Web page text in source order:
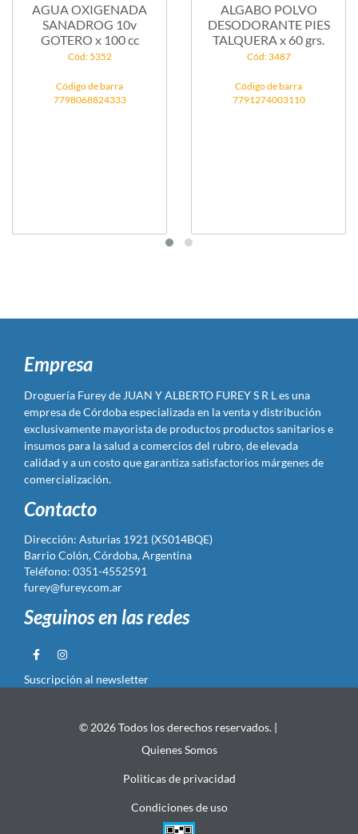
AGUA OXIGENADA
SANADROG 10v
GOTERO x 100 cc
Cód: 5352
Código de barra
7798068824333
ALGABO POLVO
DESODORANTE PIES
TALQUERA x 60 grs.
Cód: 3487
Código de barra
7791274003110
Empresa
Droguería Furey de JUAN Y ALBERTO FUREY S R L es una
empresa de Córdoba especializada en la venta y distribución
exclusivamente mayorista de productos productos sanitarios e
insumos para la salud a comercios del rubro, de elevada
calidad y a un costo que garantiza satisfactorios márgenes de
comercialización.
Contacto
Dirección: Asturias 1921 (X5014BQE)
Barrio Colón, Córdoba, Argentina
Teléfono: 0351-4552591
furey@furey.com.ar
Seguinos en las redes
Suscripción al newsletter
© 2026 Todos los derechos reservados. |
Quienes Somos
Politicas de privacidad
Condiciones de uso